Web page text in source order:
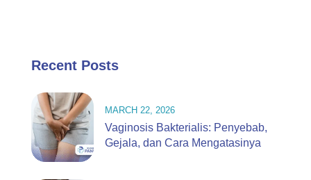
Recent Posts
MARCH 22, 2026
Vaginosis Bakterialis: Penyebab,
Gejala, dan Cara Mengatasinya